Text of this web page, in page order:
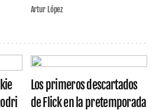
Artur López
Los primeros descartados
de Flick en la pretemporada